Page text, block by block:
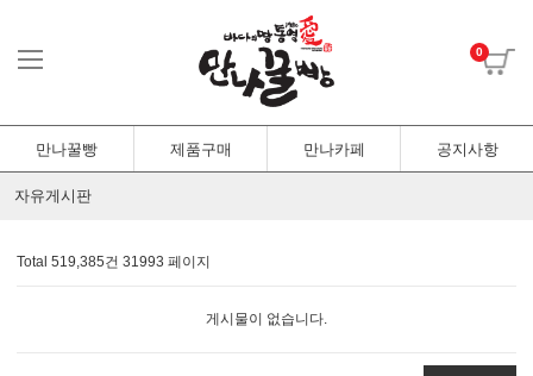
0
만나꿀빵 제품구매 만나카페 공지사항
자유게시판
Total 519,385건 31993 페이지
게시물이 없습니다.